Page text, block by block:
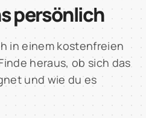
wie Inhalte und
sind. UI-Designer
für die visuelle
von Layout und
und Abstände bis hin
persönlich
in einem kostenfreien
heraus, ob sich das
und wie du es